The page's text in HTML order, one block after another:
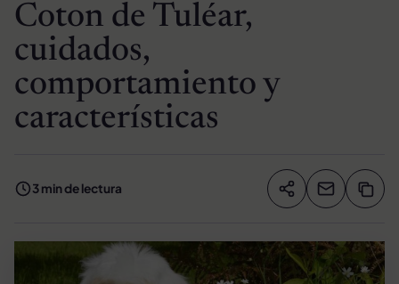
Coton de Tuléar,
cuidados,
comportamiento y
características
3 min de lectura Compartir